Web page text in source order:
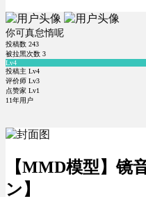
你可真怠惰呢
投稿数 243
被拉黑次数 3
Lv4
投稿主 Lv4
评价师 Lv3
点赞家 Lv1
11年用户
【MMD模型】镜
ン】